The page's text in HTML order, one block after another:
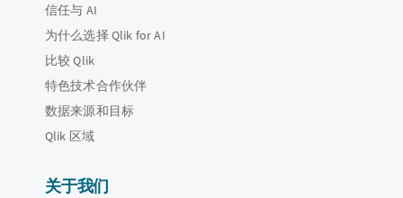
信任与 AI
为什么选择 Qlik for AI
比较 Qlik
特色技术合作伙伴
数据来源和目标
Qlik 区域
关于我们